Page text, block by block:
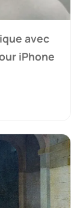
avec
iPhone